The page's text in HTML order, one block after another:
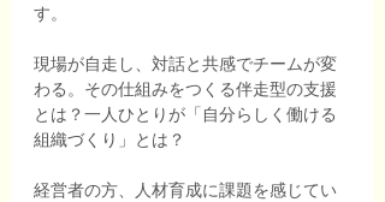
す。
現場が自走し、対話と共感でチームが変
わる。その仕組みをつくる伴走型の支援
とは？一人ひとりが「自分らしく働ける
組織づくり」とは？
経営者の方、人材育成に課題を感じてい